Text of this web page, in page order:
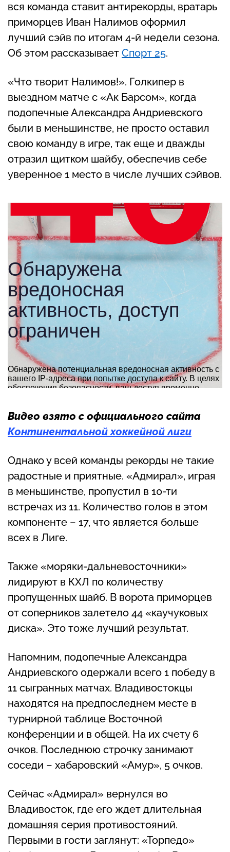
вся команда ставит антирекорды, вратарь
приморцев Иван Налимов оформил
лучший сэйв по итогам 4-й недели сезона.
Об этом рассказывает Спорт 25.
«Что творит Налимов!». Голкипер в
выездном матче с «Ак Барсом», когда
подопечные Александра Андриевского
были в меньшинстве, не просто оставил
свою команду в игре, так еще и дважды
отразил щитком шайбу, обеспечив себе
уверенное 1 место в числе лучших сэйвов.
Видео взято с официального сайта
Континентальной хоккейной лиги
Однако у всей команды рекорды не такие
радостные и приятные. «Адмирал», играя
в меньшинстве, пропустил в 10-ти
встречах из 11. Количество голов в этом
компоненте – 17, что является больше
всех в Лиге.
Также «моряки-дальневосточники»
лидируют в КХЛ по количеству
пропущенных шайб. В ворота приморцев
от соперников залетело 44 «каучуковых
диска». Это тоже лучший результат.
Напомним, подопечные Александра
Андриевского одержали всего 1 победу в
11 сыгранных матчах. Владивостокцы
находятся на предпоследнем месте в
турнирной таблице Восточной
конференции и в общей. На их счету 6
очков. Последнюю строчку занимают
соседи – хабаровский «Амур», 5 очков.
Сейчас «Адмирал» вернулся во
Владивосток, где его ждет длительная
домашняя серия противостояний.
Первыми в гости заглянут: «Торпедо»